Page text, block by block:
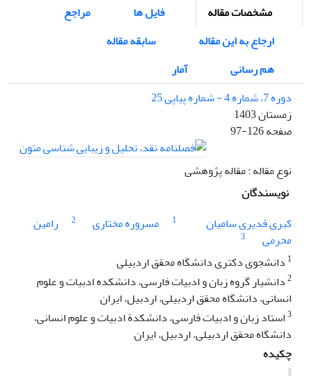
مشخصات مقاله
فایل ها
مراجع
ارجاع به این مقاله
سابقه مقاله
هم رسانی
آمار
دوره 7، شماره 4 - شماره پیاپی 25
زمستان 1403
صفحه97-126
نوع مقاله : مقاله پژوهشی
نویسندگان
کبری قدیری سامیان
1 مسروره مختاری 2
رامین
محرمی
3
1 دانشجوی دکتری دانشگاه محقق اردبیلی
2دانشیار گروه زبان و ادبیات فارسی، دانشکده ادبیات و علوم
انسانی، دانشگاه محقق اردبیلی، اردبیل، ایران
3استاد زبان و ادبیات فارسی، دانشکدة ادبیات و علوم انسانی،
دانشگاه محقق اردبیلی، اردبیل، ایران
چکیده